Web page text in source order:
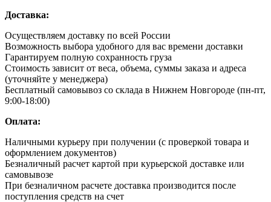
Доставка:
Осуществляем доставку по всей России
Возможность выбора удобного для вас времени доставки
Гарантируем полную сохранность груза
Стоимость зависит от веса, объема, суммы заказа и адреса
(уточняйте у менеджера)
Бесплатный самовывоз со склада в Нижнем Новгороде (пн-пт,
9:00-18:00)
Оплата:
Наличными курьеру при получении (с проверкой товара и
оформлением документов)
Безналичный расчет картой при курьерской доставке или
самовывозе
При безналичном расчете доставка производится после
поступления средств на счет